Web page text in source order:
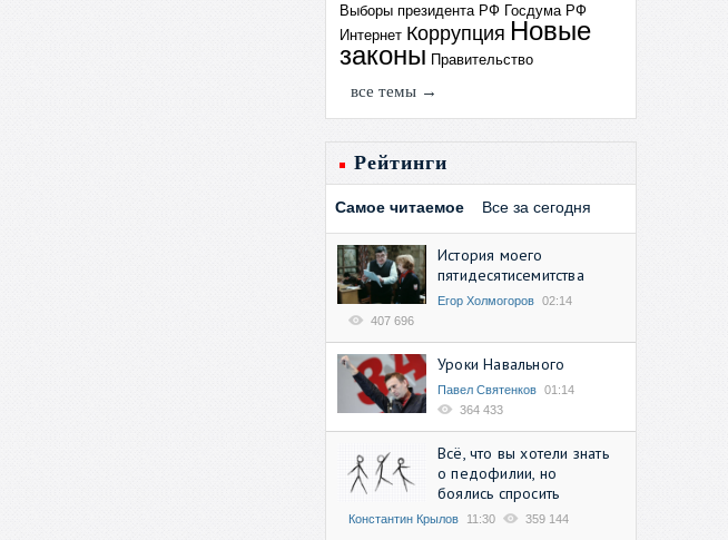
Выборы президента РФ Госдума РФ
Интернет Коррупция Новые
законы Правительство
все темы →
Рейтинги
Самое читаемое Все за сегодня
История моего
пятидесятисемитства
Егор Холмогоров 02:14
407 696
Уроки Навального
Павел Святенков 01:14
364 433
Всё, что вы хотели знать
о педофилии, но
боялись спросить
Константин Крылов 11:30 359 144